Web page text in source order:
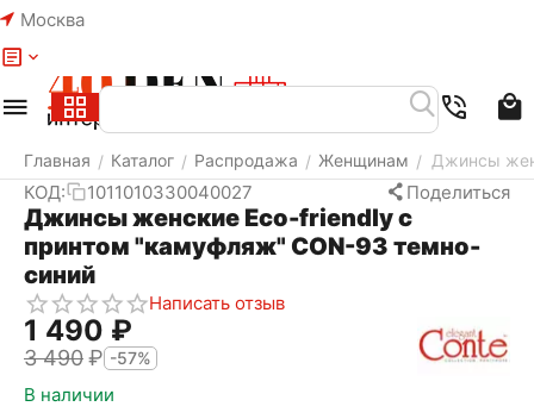
Москва
Главная / Каталог / Распродажа / Женщинам / Джинсы
КОД: 1011010330040027 Поделиться
Джинсы женские Eco-friendly с
принтом "камуфляж" CON-93 темно-
синий
Написать отзыв
1 490 ₽
3 490₽ -57%
В наличии
Меню